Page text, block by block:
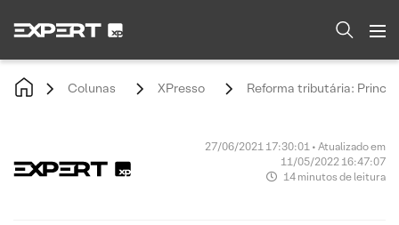
Colunas XPresso Reforma tributária:
27/06/2021 17:30:01 • Atualizado em
11/05/2022 16:47:07
14 minutos de leitura